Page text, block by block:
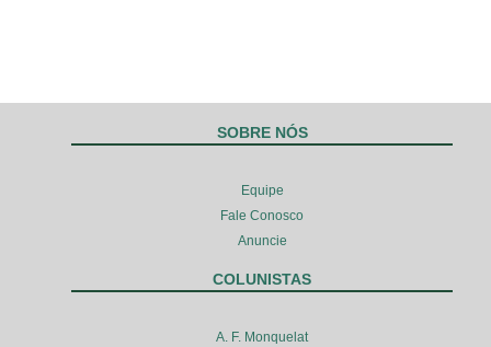
SOBRE NÓS
Equipe
Fale Conosco
Anuncie
COLUNISTAS
A. F. Monquelat